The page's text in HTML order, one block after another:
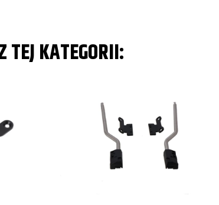
TEJ KATEGORII: